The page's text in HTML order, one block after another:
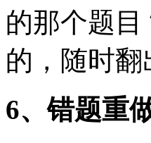
的那个题
的，随时
6、错题重